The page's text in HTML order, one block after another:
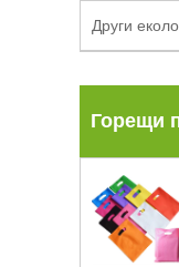
Други
Горещи